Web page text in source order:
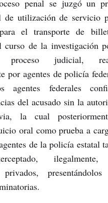
penal se juzgó un
de utilización de servicio
el transporte de
de la investigación
judicial,
por agentes de policía
agentes federales
del acusado sin la
la cual
oral como prueba a
de la policía estatal
privados,